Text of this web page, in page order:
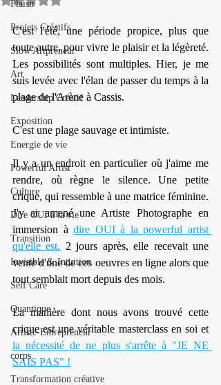
Plaisir
Projets Créatifs
Slow Artpreneur
Art
Leadership Créatif
Exposition
Energie de vie
Powerful Artist
Culture
Dire OUI à la vie
Transition
Invisible & Intuition
Self Care
Quantique
Artiste-Entrepreneur
corps
Transformation créative
C'est l'été, une période propice, plus que
toute autre, pour vivre le plaisir et la légèreté.
Les possibilités sont multiples. Hier, je me
suis levée avec l'élan de passer du temps à la
plage de l'Arène à Cassis.
C'est une plage sauvage et intimiste.
Il y a un endroit en particulier où j'aime me
rendre, où règne le silence. Une petite
crique, qui ressemble à une matrice féminine.
J'y ai amené une Artiste Photographe en
immersion à dire OUI à la powerful artist
qu'elle est. 2 jours après, elle recevait une
vente d'une de ces oeuvres en ligne alors que
tout semblait mort depuis des mois.
La manière dont nous avons trouvé cette
la nécessité de ne plus s'arrête à "JE NE
SAIS PAS" !